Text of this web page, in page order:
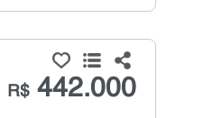
R$442.000